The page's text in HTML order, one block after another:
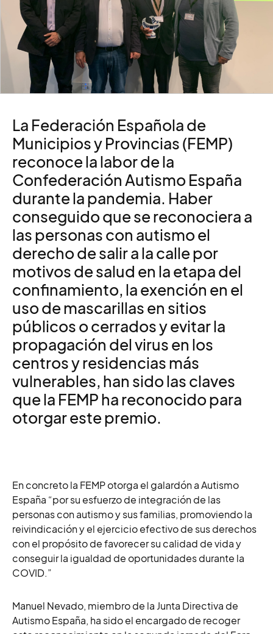
La Federación Española de
Municipios y Provincias (FEMP)
reconoce la labor de la
Confederación Autismo España
durante la pandemia. Haber
conseguido que se reconociera a
las personas con autismo el
derecho de salir a la calle por
motivos de salud en la etapa del
confinamiento, la exención en el
uso de mascarillas en sitios
públicos o cerrados y evitar la
propagación del virus en los
centros y residencias más
vulnerables, han sido las claves
que la FEMP ha reconocido para
otorgar este premio.
En concreto la FEMP otorga el galardón a Autismo
España “por su esfuerzo de integración de las
personas con autismo y sus familias, promoviendo la
reivindicación y el ejercicio efectivo de sus derechos
con el propósito de favorecer su calidad de vida y
conseguir la igualdad de oportunidades durante la
COVID.”
Manuel Nevado, miembro de la Junta Directiva de
Autismo España, ha sido el encargado de recoger